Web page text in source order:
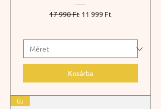
Szokásos ár
17 990 Ft Akciós ár
11 999 Ft
Kosárba
ÚJ